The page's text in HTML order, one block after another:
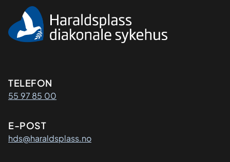
Kontaktinformasjon
TELEFON
55 97 85 00
E-POST
hds@haraldsplass.no